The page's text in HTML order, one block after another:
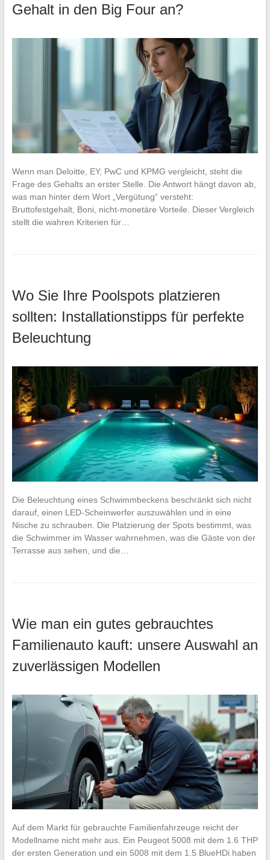
Gehalt in den Big Four an?
Wenn man Deloitte, EY, PwC und KPMG vergleicht, steht die
Frage des Gehalts an erster Stelle. Die Antwort hängt davon ab,
was man hinter dem Wort „Vergütung“ versteht:
Bruttofestgehalt, Boni, nicht-monetäre Vorteile. Dieser Vergleich
stellt die wahren Kriterien für…
Wo Sie Ihre Poolspots platzieren
sollten: Installationstipps für perfekte
Beleuchtung
Die Beleuchtung eines Schwimmbeckens beschränkt sich nicht
darauf, einen LED-Scheinwerfer auszuwählen und in eine
Nische zu schrauben. Die Platzierung der Spots bestimmt, was
die Schwimmer im Wasser wahrnehmen, was die Gäste von der
Terrasse aus sehen, und die…
Wie man ein gutes gebrauchtes
Familienauto kauft: unsere Auswahl an
zuverlässigen Modellen
Auf dem Markt für gebrauchte Familienfahrzeuge reicht der
Modellname nicht mehr aus. Ein Peugeot 5008 mit dem 1.6 THP
der ersten Generation und ein 5008 mit dem 1.5 BlueHDi haben